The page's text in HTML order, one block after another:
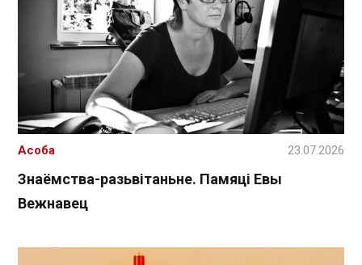
Знаёмства-разьвітаньне. Памяці Евы
Вежнавец
Асоба 23.07.2026